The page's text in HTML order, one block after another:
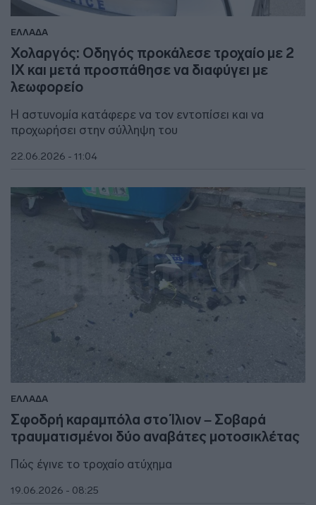
ΕΛΛΑΔΑ
Χολαργός: Οδηγός προκάλεσε τροχαίο με 2
ΙΧ και μετά προσπάθησε να διαφύγει με
λεωφορείο
Η αστυνομία κατάφερε να τον εντοπίσει και να
προχωρήσει στην σύλληψη του
22.06.2026 - 11:04
ΕΛΛΑΔΑ
Σφοδρή καραμπόλα στο Ίλιον – Σοβαρά
τραυματισμένοι δύο αναβάτες μοτοσικλέτας
Πώς έγινε το τροχαίο ατύχημα
19.06.2026 - 08:25